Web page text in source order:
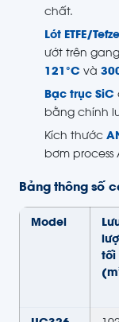
chất.
Lót ETFE/
ướt trên
121°C và
Bạc trục SiC
bằng chính
Kích thước
bơm process
Bảng thông số
Model
tối